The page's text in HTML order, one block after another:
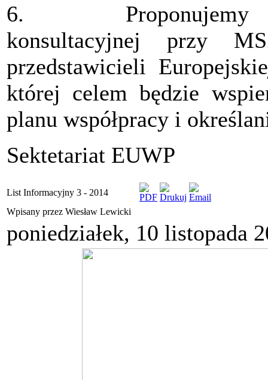
6. Proponujemy
konsultacyjnej przy
przedstawicieli
której celem będzie
planu współpracy i
Sektetariat EUWP
List Informacyjny 3 - 2014
Wpisany przez Wiesław Lewicki
poniedziałek, 10 listopada